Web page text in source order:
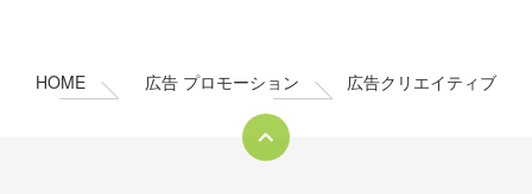
HOME 広告 プロモーション 広告クリエイティブ